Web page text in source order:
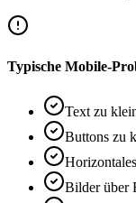
Typische Mobile-
Text zu
Buttons zu
Bilder über